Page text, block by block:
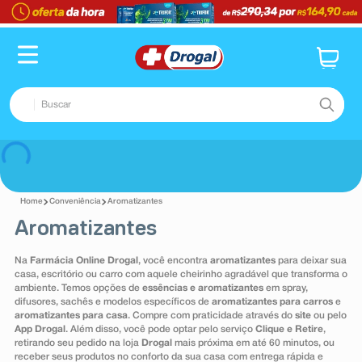
Buscar
Conveniência Aromatizantes
Aromatizantes
Na Farmácia Online Drogal , você encontra aromatizantespara deixar sua
casa, escritório ou carro com aquele cheirinho agradável que transforma o
ambiente. Temos opções de essências e aromatizantesem spray,
difusores, sachês e modelos específicos de aromatizantes para carrose
aromatizantes para casa. Compre com praticidade através do siteou pelo
App Drogal . Além disso, você pode optar pelo serviço Clique e Retire,
retirando seu pedido na loja Drogal mais próxima em até 60 minutos, ou
receber seus produtos no conforto da sua casa com entrega rápida e
TERMOS MAIS BUSCADOS
1º fralda
2º dipirona
3
4º
6º desodorante
7º teste gravidez
8º esmalte
9º absorvente
10ºshampoo
TERMOS MAIS BUSCADOS
dipirona
3º lenço umedecido
4º tadalafila
5º minoxidil
6º desodorante
7º teste gravidez